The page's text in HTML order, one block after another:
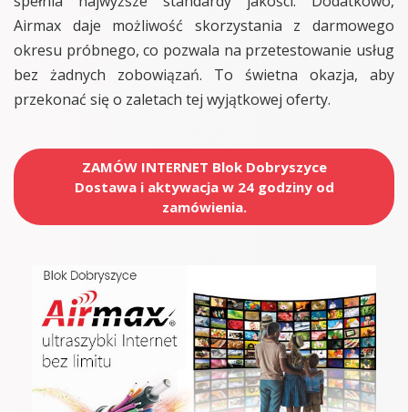
Airmax daje możliwość skorzystania z darmowego
okresu próbnego, co pozwala na przetestowanie usług
bez żadnych zobowiązań. To świetna okazja, aby
przekonać się o zaletach tej wyjątkowej oferty.
ZAMÓW INTERNET Blok Dobryszyce
Dostawa i aktywacja w 24 godziny od
zamówienia.